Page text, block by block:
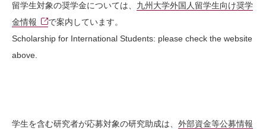
留学生対象の奨学金については、 九州大学外国人留学生向け奨学
金情報
で案内しています。
Scholarship for International Students: please check the website
above.
学生を含む研究者が応募対象の研究助成は、 外部資金等公募情報